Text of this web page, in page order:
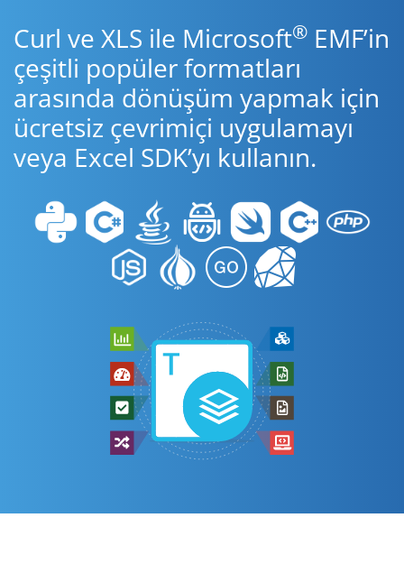
Curl ve XLS ile Microsoft® EMF’in
çeşitli popüler formatları
arasında dönüşüm yapmak için
ücretsiz çevrimiçi uygulamayı
veya Excel SDK’yı kullanın.